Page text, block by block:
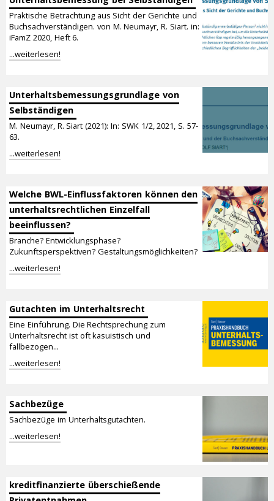
Praktische Betrachtung aus Sicht der Gerichte und
Buchsachverständigen. von M. Neumayr, R. Siart. in:
iFamZ 2020, Heft 6.
...weiterlesen!
Unterhaltsbemessungs­grundlage von
Selbständigen
M. Neumayr, R. Siart (2021): In: SWK 1/2, 2021, S. 57-
63.
...weiterlesen!
Welche BWL-Einflussfaktoren können den
unterhaltsrechtlichen Einzelfall
beeinflussen?
Branche? Entwicklungsphase?
Zukunftsperspektiven? Gestaltungsmöglichkeiten?
...weiterlesen!
Gutachten im Unterhaltsrecht
Eine Einführung. Die Rechtsprechung zum
Unterhaltsrecht ist oft kasuistisch und
fallbezogen...
...weiterlesen!
Sachbezüge
Sachbezüge im Unterhaltsgutachten.
...weiterlesen!
kreditfinanzierte überschießende